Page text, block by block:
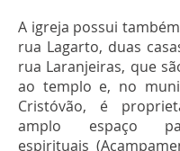
A igreja possui
rua Lagarto, duas
rua Laranjeiras, que
ao templo e, no
Cristóvão, é
amplo espaço
espirituais